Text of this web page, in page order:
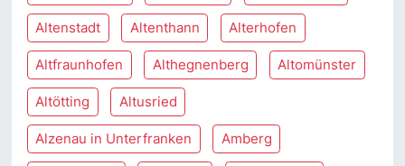
Altenstadt Altenthann Alterhofen
Altfraunhofen Althegnenberg Altomünster
Altötting Altusried
Alzenau in Unterfranken Amberg